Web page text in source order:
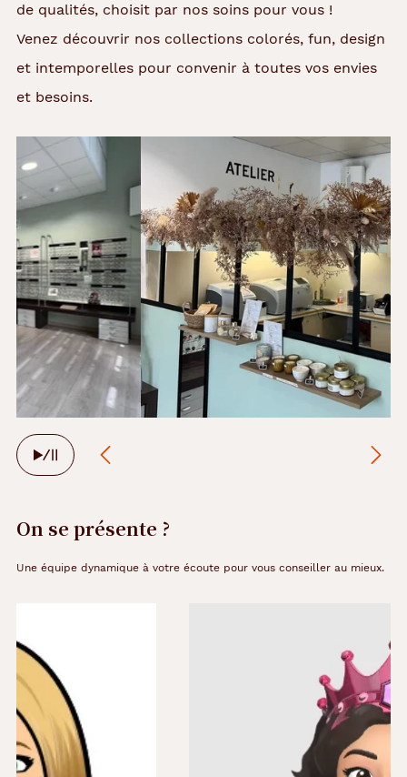
de qualités, choisit par nos soins pour vous !
Venez découvrir nos collections colorés, fun, design
et intemporelles pour convenir à toutes vos envies
et besoins.
Arrêter
le
défilement
automatique
Précédent
Suivant
On se présente ?
Une équipe dynamique à votre écoute pour vous conseiller au mieux.